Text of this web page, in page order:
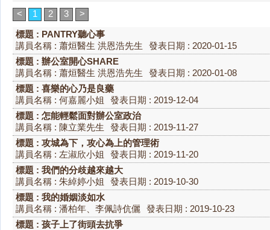
<
1 2 3
>
標題 : PANTRY聽心事
講員名稱 : 蕭烜醫生 洪恩浩先生
發表日期 : 2020-01-15
標題 : 辦公室開心SHARE
講員名稱 : 蕭烜醫生 洪恩浩先生
發表日期 : 2020-01-08
標題 : 喜樂的心乃是良藥
講員名稱 : 何嘉麗小姐
發表日期 : 2019-12-04
標題 : 怎能輕鬆面對辦公室政治
講員名稱 : 陳立業先生
發表日期 : 2019-11-27
標題 : 攻城為下，攻心為上的管理術
講員名稱 : 左淑欣小姐
發表日期 : 2019-11-20
標題 : 我們的分歧越來越大
講員名稱 : 朱綽婷小姐
發表日期 : 2019-10-30
標題 : 我的婚姻淡如水
講員名稱 : 潘柏年、李佩詩伉儷
發表日期 : 2019-10-23
標題 : 孩子上了街頭去抗爭